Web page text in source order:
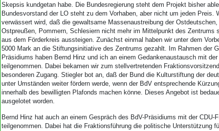
Skepsis kundgetan habe. Die Bundesregierung steht dem Projekt bisher
Bundesvorstand der LO steht zu dem Vorhaben, aber nicht um jeden Preis.
verwässert wird, daß die gewaltsame Massenaustreibung der
Ostpreußen, Pommern, Schlesiern nicht mehr im Mittelpunkt des Zentrums
aus dem Förderkreis aussteigen. Zunächst einmal haben wir unter dem
5000 Mark an die Stiftungsinitiative des Zentrums gezahlt. Im Rahmen der
Präsidiums haben Bernd Hinz und ich an einem Gedankenaustausch mit
teilgenommen. Dabei bekamen wir zum stellvertretenden
besonderen Zugang. Stiegler bot an, daß der Bund die Kulturstiftung der
unter Umständen weiter fördern werde, wenn der BdV entsprechende
innerhalb des bewilligten Plafonds machen könne. Dieses Angebot ist
ausgelotet worden.
Bernd Hinz hat auch an einem Gespräch des BdV-Präsidiums mit der CDU-
teilgenommen. Dabei hat die Fraktionsführung die politische Unterstützung